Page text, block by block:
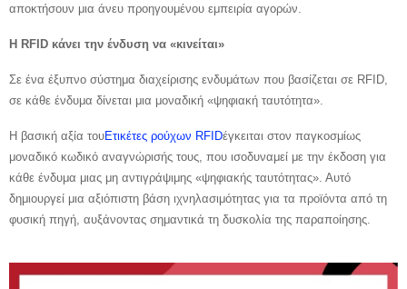
αποκτήσουν μια άνευ προηγουμένου εμπειρία αγορών.
Η RFID κάνει την ένδυση να «κινείται»
Σε ένα έξυπνο σύστημα διαχείρισης ενδυμάτων που βασίζεται σε RFID,
σε κάθε ένδυμα δίνεται μια μοναδική «ψηφιακή ταυτότητα».
Η βασική αξία τουΕτικέτες ρούχων RFIDέγκειται στον παγκοσμίως
μοναδικό κωδικό αναγνώρισής τους, που ισοδυναμεί με την έκδοση για
κάθε ένδυμα μιας μη αντιγράψιμης «ψηφιακής ταυτότητας». Αυτό
δημιουργεί μια αξιόπιστη βάση ιχνηλασιμότητας για τα προϊόντα από τη
φυσική πηγή, αυξάνοντας σημαντικά τη δυσκολία της παραποίησης.